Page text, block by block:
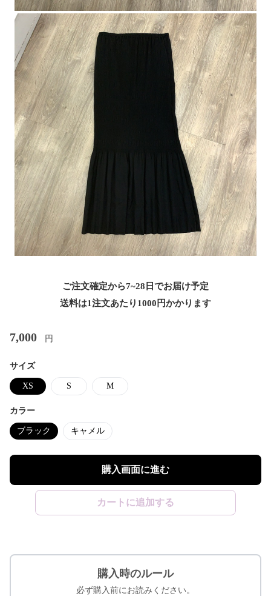
ご注文確定から7~28日でお届け予定
送料は1注文あたり 1000 円かかります
7,000 円
サイズ
XS S M
カラー
ブラック キャメル
購入画面に進む
カートに追加する
購入時のルール
必ず購入前にお読みください。